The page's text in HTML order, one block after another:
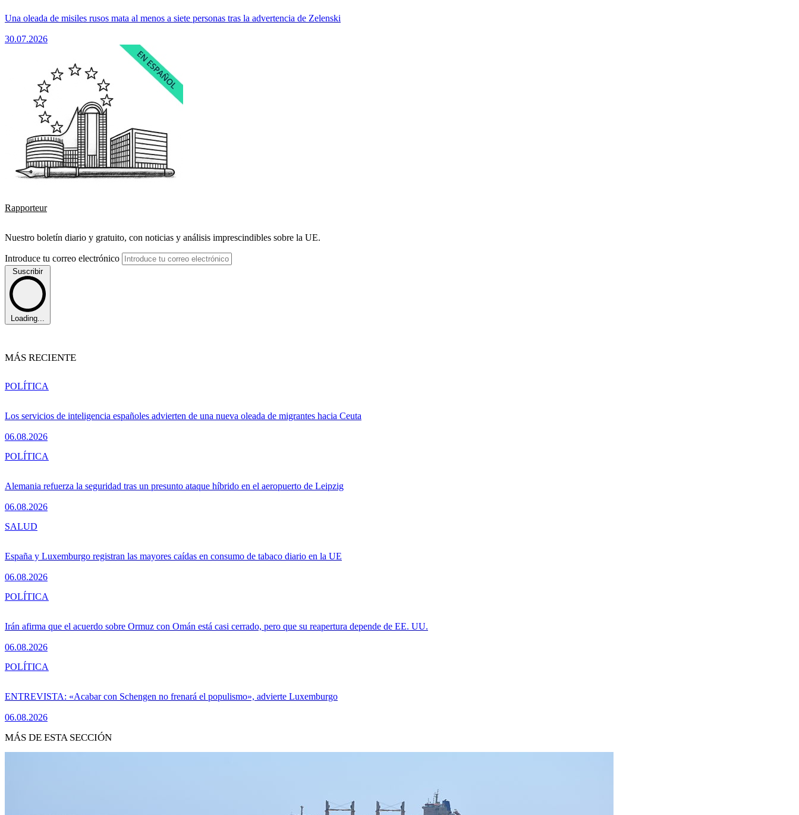
Una oleada de misiles rusos mata al menos a siete personas tras la advertencia de Zelenski
30.07.2026
Rapporteur
Nuestro boletín diario y gratuito, con noticias y análisis imprescindibles sobre la UE.
Introduce tu correo electrónico
Suscribir
Loading...
MÁS RECIENTE
Los servicios de inteligencia españoles advierten de una nueva oleada de migrantes hacia Ceuta
06.08.2026
POLÍTICA
Alemania refuerza la seguridad tras un presunto ataque híbrido en el aeropuerto de Leipzig
06.08.2026
POLÍTICA
España y Luxemburgo registran las mayores caídas en consumo de tabaco diario en la UE
06.08.2026
SALUD
Irán afirma que el acuerdo sobre Ormuz con Omán está casi cerrado, pero que su reapertura depende de EE. UU.
06.08.2026
POLÍTICA
ENTREVISTA: «Acabar con Schengen no frenará el populismo», advierte Luxemburgo
06.08.2026
POLÍTICA
MÁS DE ESTA SECCIÓN